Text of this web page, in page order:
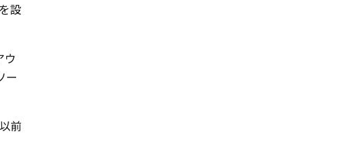
設
ウ
ー
前